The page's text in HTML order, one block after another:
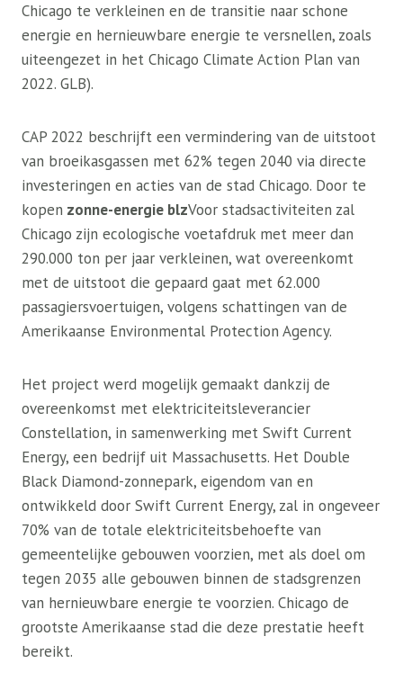
Chicago te verkleinen en de transitie naar schone
energie en hernieuwbare energie te versnellen, zoals
uiteengezet in het Chicago Climate Action Plan van
2022. GLB).
CAP 2022 beschrijft een vermindering van de uitstoot
van broeikasgassen met 62% tegen 2040 via directe
investeringen en acties van de stad Chicago. Door te
kopen zonne-energie blzVoor stadsactiviteiten zal
Chicago zijn ecologische voetafdruk met meer dan
290.000 ton per jaar verkleinen, wat overeenkomt
met de uitstoot die gepaard gaat met 62.000
passagiersvoertuigen, volgens schattingen van de
Amerikaanse Environmental Protection Agency.
Het project werd mogelijk gemaakt dankzij de
overeenkomst met elektriciteitsleverancier
Constellation, in samenwerking met Swift Current
Energy, een bedrijf uit Massachusetts. Het Double
Black Diamond-zonnepark, eigendom van en
ontwikkeld door Swift Current Energy, zal in ongeveer
70% van de totale elektriciteitsbehoefte van
gemeentelijke gebouwen voorzien, met als doel om
tegen 2035 alle gebouwen binnen de stadsgrenzen
van hernieuwbare energie te voorzien. Chicago de
grootste Amerikaanse stad die deze prestatie heeft
bereikt.